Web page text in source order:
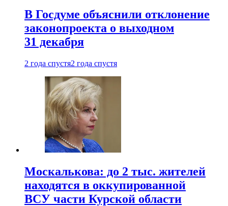
В Госдуме объяснили отклонение
законопроекта о выходном
31 декабря
2 года спустя2 года спустя
Москалькова: до 2 тыс. жителей
находятся в оккупированной
ВСУ части Курской области